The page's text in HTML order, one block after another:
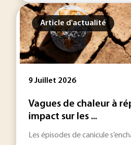
Article d'actualité
9 Juillet 2026
Vagues de chaleur à
impact sur les ...
Les épisodes de canicule